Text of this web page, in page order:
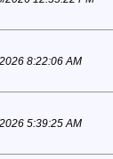
8:22:06 AM
5:39:25 AM